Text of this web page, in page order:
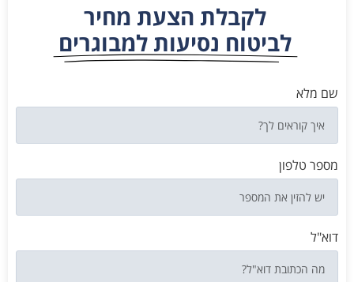
לקבלת הצעת מחיר
לביטוח נסיעות למבוגרים
שם מלא
מספר טלפון
דוא"ל